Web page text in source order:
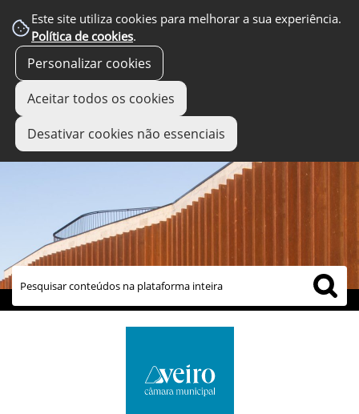
Este site utiliza cookies para melhorar a sua experiência.
Política de cookies.
Personalizar cookies
Aceitar todos os cookies
Desativar cookies não essenciais
links úteis